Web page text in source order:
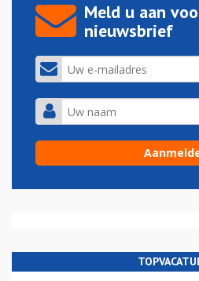
Meld u aan
nieuwsbrief